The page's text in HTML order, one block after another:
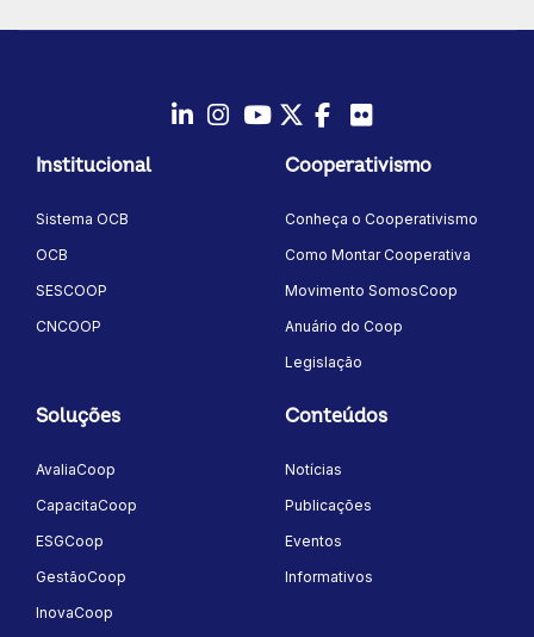
A Fundación Barbechando, organizadora do debate, foi
inspirada justamente no modelo brasileiro de articulação
o Espacio Legislativo Interpartidario del Agro (ELIA),
iniciativa que busca ampliar o diálogo entre o setor
embora cada país tenha características próprias, a principal
das relações entre o setor produtivo e o poder público. "O
que pode ser compartilhado é a lógica de construir
instituições permanentes, técnicas e apartidárias, capazes
de manter uma agenda de longo prazo para o
AnuárioCoop 2026 amplia visibilidade do cooperativismo na
encontro da Unicred União Cooperativas de crédito
ultrapassam R$ 1,16 trilhão em ativos
Comércio e Relações Internacionais do Ministério da
desafios e as oportunidades do setor, fortalecemos nossa
capacidade de construir soluções coletivas e ampliar a
complementou Tania. Saiba Mais: AnuárioCoop 2026
OCB debate o futuro do coop em encontro da Unicred
União Cooperativas de crédito ultrapassam R$ 1,16 trilhão
em ativos
Instagram
YoutubeTwitter/X
Facebook
Institucional
Sistema OCB
OCB
SESCOOP
CNCOOP
Cooperativismo
Conheça o Cooperativismo
Como Montar Cooperativa
Movimento SomosCoop
Anuário do Coop
Legislação
Soluções
AvaliaCoop
CapacitaCoop
ESGCoop
GestãoCoop
InovaCoop
Conteúdos
Notícias
Publicações
Eventos
Informativos